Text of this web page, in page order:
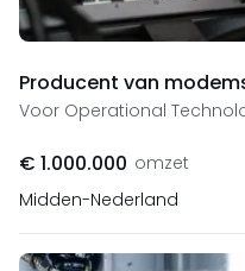
Producent van
Voor Operational
€ 1.000.000 omzet
Midden-Nederland